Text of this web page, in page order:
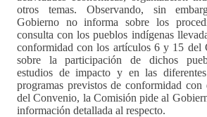
otros temas. Observando, sin
Gobierno no informa sobre los
consulta con los pueblos indígenas
conformidad con los artículos 6 y 15 del
sobre la participación de dichos
estudios de impacto y en las
programas previstos de conformidad
del Convenio, la Comisión pide al
información detallada al respecto.